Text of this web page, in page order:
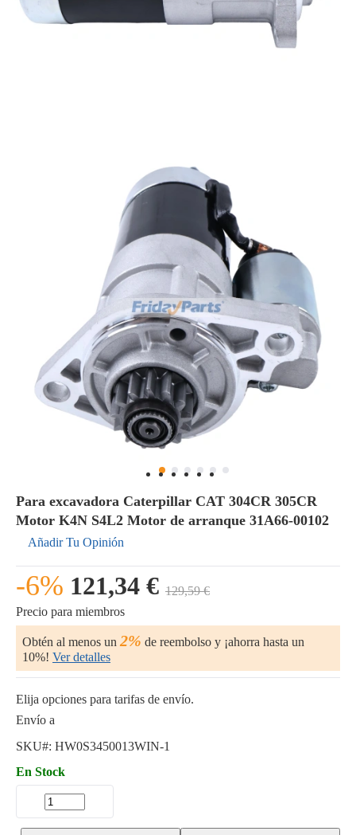
Para excavadora Caterpillar CAT 304CR 305CR
Motor K4N S4L2 Motor de arranque 31A66-00102
Añadir Tu Opinión
-6% 121,34 € 129,59 €
Precio para miembros
Obtén al menos un 2% de reembolso y ¡ahorra hasta un
10%! Ver detalles
Elija opciones para tarifas de envío.
Envío a
SKU#: HW0S3450013WIN-1
En Stock